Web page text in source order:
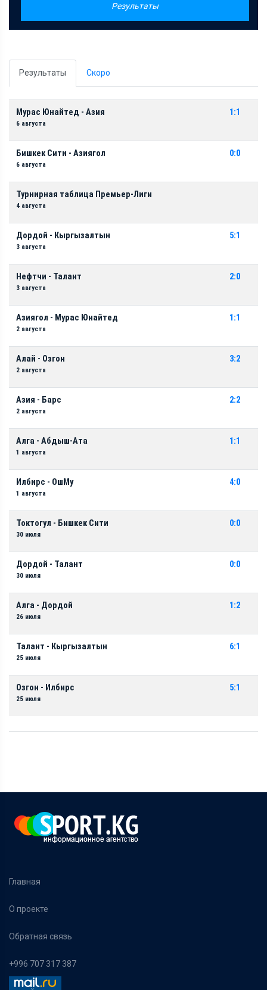
Результаты
Результаты Скоро
Мурас Юнайтед - Азия
6 августа
1:1
Бишкек Сити - Азиягол
6 августа
0:0
Турнирная таблица Премьер-Лиги
4 августа
Дордой - Кыргызалтын
3 августа
5:1
Нефтчи - Талант
3 августа
2:0
Азиягол - Мурас Юнайтед
2 августа
1:1
Алай - Озгон
2 августа
3:2
Азия - Барс
2 августа
2:2
Алга - Абдыш-Ата
1 августа
1:1
Илбирс - ОшМу
1 августа
4:0
Токтогул - Бишкек Сити
30 июля
0:0
Дордой - Талант
30 июля
0:0
Алга - Дордой
26 июля
1:2
Талант - Кыргызалтын
25 июля
6:1
Озгон - Илбирс
25 июля
5:1
Главная
О проекте
Обратная связь
+996 707 317 387